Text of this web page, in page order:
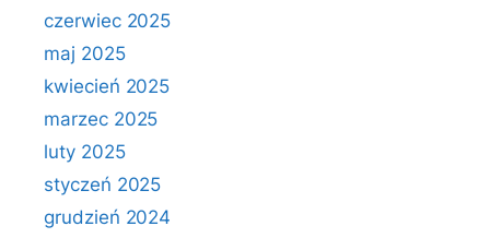
czerwiec 2025
maj 2025
kwiecień 2025
marzec 2025
luty 2025
styczeń 2025
grudzień 2024